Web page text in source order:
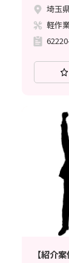
埼玉
軽作
【紹介